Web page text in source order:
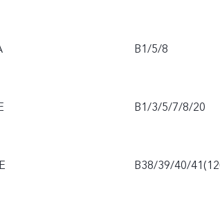
B1/5/8
B1/3/5/7/8/20
B38/39/40/